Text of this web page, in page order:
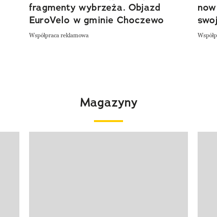
fragmenty wybrzeża. Objazd
EuroVelo w gminie Choczewo
Współpraca reklamowa
Magazyny